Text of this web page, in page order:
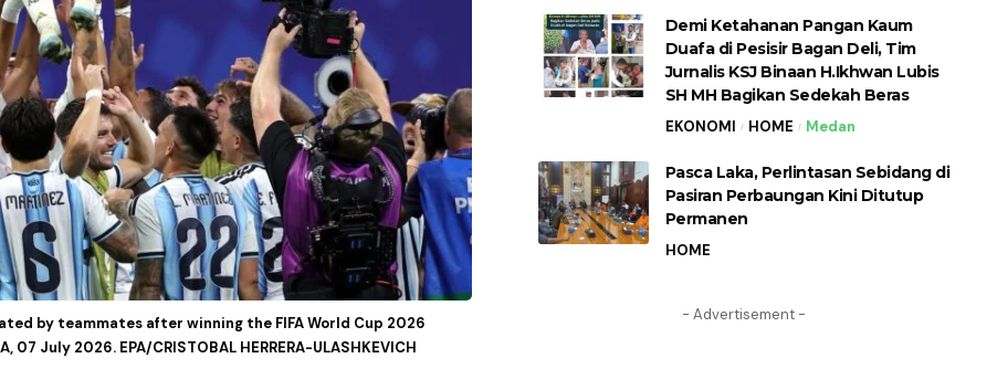
by teammates after winning the FIFA World Cup 2026
July 2026. EPA/CRISTOBAL HERRERA-ULASHKEVICH
Demi Ketahanan Pangan Kaum
Duafa di Pesisir Bagan Deli, Tim
Jurnalis KSJ Binaan H.Ikhwan Lubis
SH MH Bagikan Sedekah Beras
EKONOMI HOME Medan
Pasca Laka, Perlintasan Sebidang di
Pasiran Perbaungan Kini Ditutup
Permanen
HOME
- Advertisement -